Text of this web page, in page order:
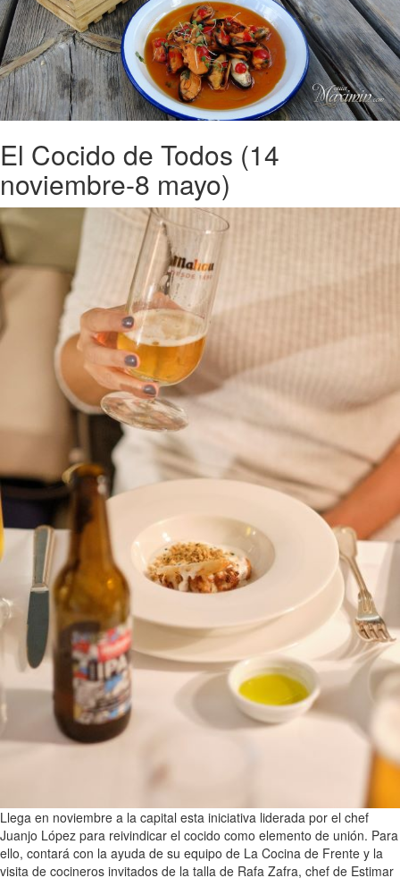
El Cocido de Todos (14
noviembre-8 mayo)
Llega en noviembre a la capital esta iniciativa liderada por el chef
Juanjo López para reivindicar el cocido como elemento de unión. Para
ello, contará con la ayuda de su equipo de La Cocina de Frente y la
visita de cocineros invitados de la talla de Rafa Zafra, chef de Estimar